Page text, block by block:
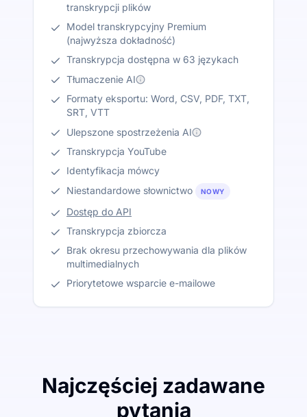
transkrypcji plików
Model transkrypcyjny Premium
(najwyższa dokładność)
Transkrypcja dostępna w 63 językach
Tłumaczenie AI
Formaty eksportu: Word, CSV, PDF, TXT,
SRT, VTT
Ulepszone spostrzeżenia AI
Transkrypcja YouTube
Identyfikacja mówcy
Niestandardowe słownictwo
NOWY
Dostęp do API
Transkrypcja zbiorcza
Brak okresu przechowywania dla plików
multimedialnych
Priorytetowe wsparcie e-mailowe
Najczęściej zadawane
pytania